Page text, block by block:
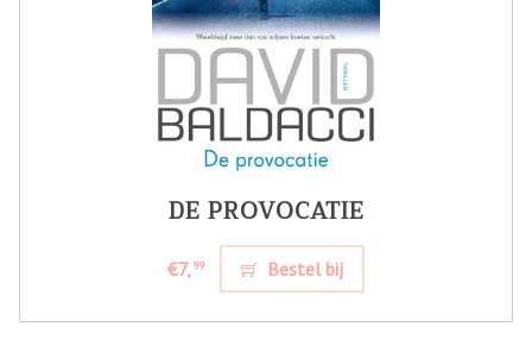
DE PROVOCATIE
€7,99 Bestel bij